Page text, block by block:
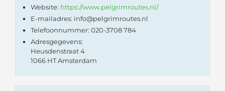
Website: https://www.pelgrimroutes.nl/
E-mailadres: info@pelgrimroutes.nl
Telefoonnummer: 020-3708 784
Adresgegevens:
Heusdenstraat 4
1066 HT Amsterdam